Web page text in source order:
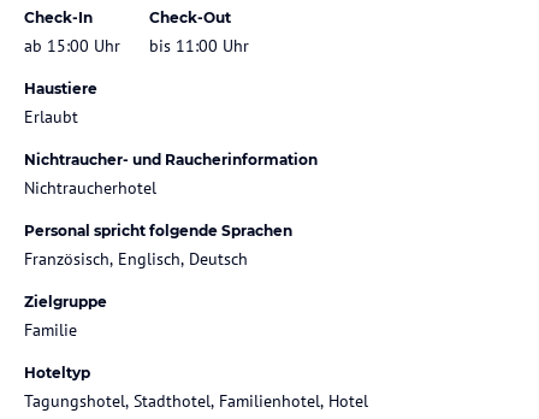
Check-In
ab 15:00 Uhr
Check-Out
bis 11:00 Uhr
Haustiere
Erlaubt
Nichtraucher- und Raucherinformation
Nichtraucherhotel
Personal spricht folgende Sprachen
Französisch, Englisch, Deutsch
Zielgruppe
Familie
Hoteltyp
Tagungshotel, Stadthotel, Familienhotel, Hotel